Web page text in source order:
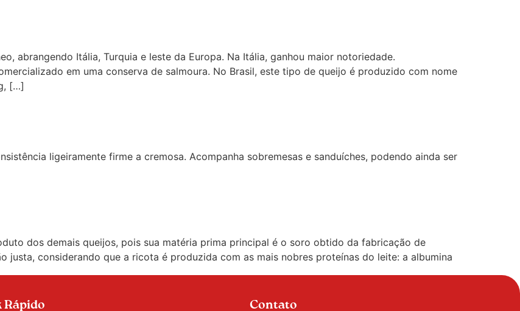
abrangendo Itália, Turquia e leste da Europa. Na Itália, ganhou maior notoriedade.
em uma conserva de salmoura. No Brasil, este tipo de queijo é produzido com nome
[…]
ligeiramente firme a cremosa. Acompanha sobremesas e sanduíches, podendo ainda ser
dos demais queijos, pois sua matéria prima principal é o soro obtido da fabricação de
justa, considerando que a ricota é produzida com as mais nobres proteínas do leite: a albumina
Rápido Contato